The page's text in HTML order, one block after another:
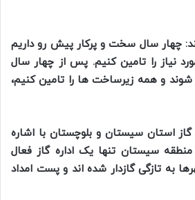
چهار سال سخت و پرکار پیش رو داریم
نیاز را تامین کنیم. پس از چهار سال
و همه زیرساخت ها را تامین کنیم،
استان سیستان و بلوچستان با اشاره
سیستان تنها یک اداره گاز فعال
به تازگی گازدار شده اند و پست امداد